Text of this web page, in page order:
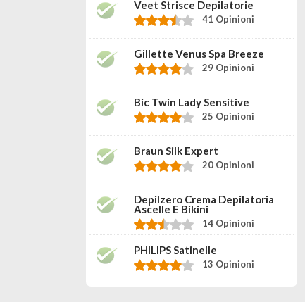
Veet Strisce Depilatorie
41 Opinioni
Gillette Venus Spa Breeze
29 Opinioni
Bic Twin Lady Sensitive
25 Opinioni
Braun Silk Expert
20 Opinioni
Depilzero Crema Depilatoria
Ascelle E Bikini
14 Opinioni
PHILIPS Satinelle
13 Opinioni